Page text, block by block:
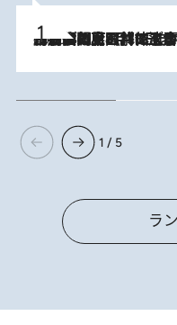
2026.8.8
「最後に見られてよかった」上野動物園の東園パンダ舎が解体前に特別公開。8月16日まで延長されたパネル展と共に辿る“半世紀”のパンダ飼育《解体工事の図面あり》
1 / 5
ラ